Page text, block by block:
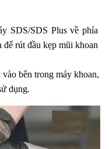
SDS/SDS Plus về phía
để rút đầu kẹp mũi khoan
bên trong máy khoan,
dụng.